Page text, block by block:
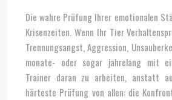
Die wahre Prüfung Ihrer emotionalen
Krisenzeiten. Wenn Ihr Tier
Trennungsangst, Aggression,
monate- oder sogar jahrelang mit
Trainer daran zu arbeiten, anstatt
härteste Prüfung von allen: die